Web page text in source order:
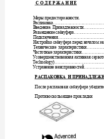
С О Д Е Р Ж А Н И Е
Меры предосторожности.
Распаковка
Введение. Принадлежности
Размещение сабвуфера
Подключения
Настройка сабвуфера перед началом
Технические характеристики
Частотные характеристики
Усовершенствованная активная
Устранение неисправностей
РАСПАКОВКА И
После распаковки сабвуфера
Противоскользящие прокладки